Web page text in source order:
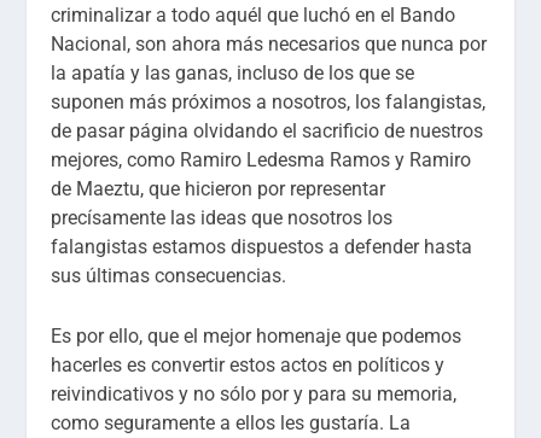
criminalizar a todo aquél que luchó en el Bando
Nacional, son ahora más necesarios que nunca por
la apatía y las ganas, incluso de los que se
suponen más próximos a nosotros, los falangistas,
de pasar página olvidando el sacrificio de nuestros
mejores, como Ramiro Ledesma Ramos y Ramiro
de Maeztu, que hicieron por representar
precísamente las ideas que nosotros los
falangistas estamos dispuestos a defender hasta
sus últimas consecuencias.
Es por ello, que el mejor homenaje que podemos
hacerles es convertir estos actos en políticos y
reivindicativos y no sólo por y para su memoria,
como seguramente a ellos les gustaría. La